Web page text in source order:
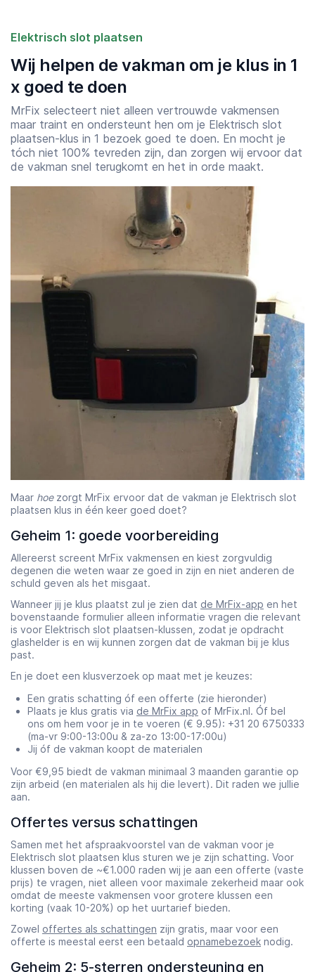
Elektrisch slot plaatsen
Wij helpen de vakman om je klus in 1
x goed te doen
MrFix selecteert niet alleen vertrouwde vakmensen
maar traint en ondersteunt hen om je Elektrisch slot
plaatsen-klus in 1 bezoek goed te doen. En mocht je
tóch niet 100% tevreden zijn, dan zorgen wij ervoor dat
de vakman snel terugkomt en het in orde maakt.
Maar hoezorgt MrFix ervoor dat de vakman je Elektrisch slot
plaatsen klus in één keer goed doet?
Geheim 1: goede voorbereiding
Allereerst screent MrFix vakmensen en kiest zorgvuldig
degenen die weten waar ze goed in zijn en niet anderen de
schuld geven als het misgaat.
Wanneer jij je klus plaatst zul je zien dat de MrFix-app en het
bovenstaande formulier alleen informatie vragen die relevant
is voor Elektrisch slot plaatsen-klussen, zodat je opdracht
glashelder is en wij kunnen zorgen dat de vakman bij je klus
past.
En je doet een klusverzoek op maat met je keuzes:
Een gratis schatting óf een offerte (zie hieronder)
Plaats je klus gratis via de MrFix app of MrFix.nl. Óf bel
ons om hem voor je in te voeren (€ 9.95): +31 20 6750333
(ma-vr 9:00-13:00u & za-zo 13:00-17:00u)
Jij óf de vakman koopt de materialen
Voor €9,95 biedt de vakman minimaal 3 maanden garantie op
zijn arbeid (en materialen als hij die levert). Dit raden we jullie
aan.
Offertes versus schattingen
Samen met het afspraakvoorstel van de vakman voor je
Elektrisch slot plaatsen klus sturen we je zijn schatting. Voor
klussen boven de ~€1.000 raden wij je aan een offerte (vaste
prijs) te vragen, niet alleen voor maximale zekerheid maar ook
omdat de meeste vakmensen voor grotere klussen een
korting (vaak 10-20%) op het uurtarief bieden.
Zowel offertes als schattingen zijn gratis, maar voor een
offerte is meestal eerst een betaald opnamebezoek nodig.
Geheim 2: 5-sterren ondersteuning en
07:00
Eindtijd
23:00